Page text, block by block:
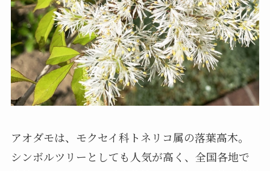
アオダモは、モクセイ科トネリコ属の落葉高木。
シンボルツリーとしても人気が高く、全国各地で